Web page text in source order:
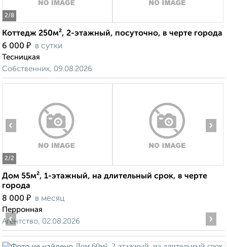
2/8
Коттедж 250м², 2-этажный, посуточно, в черте города
6 000 ₽ в сутки
Тесницкая
Собственник, 09.08.2026
2/2
‹ ›
Дом 55м², 1-этажный, на длительный срок, в черте
города
8 000 ₽ в месяц
Перронная
Агентство, 02.08.2026
‹ ›